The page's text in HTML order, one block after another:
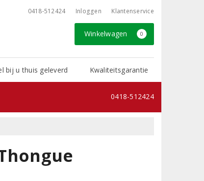
0418-512424 Inloggen Klantenservice
Winkelwagen 0
bij u thuis geleverd Kwaliteitsgarantie
0418-512424